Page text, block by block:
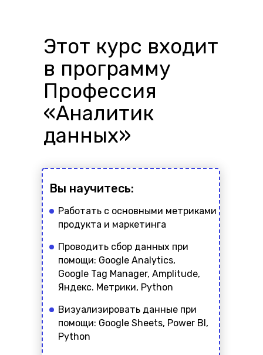
Этот курс входит
в программу
Профессия
«Аналитик
данных»
Работать с основными метриками
продукта и маркетинга
Визуализировать данные при
помощи: Google Sheets, Power BI,
Python
Проводить сбор данных при
помощи: Google Analytics,
Google Tag Manager, Amplitude,
Яндекс. Метрики, Python
Вы научитесь: